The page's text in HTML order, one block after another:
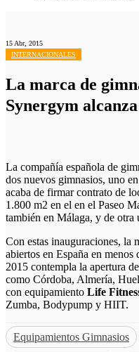
15 Abr, 2015
INTERNACIONALES
La marca de
Synergym alcanza
La compañía española de
dos nuevos gimnasios, uno
acaba de firmar contrato de
1.800 m2 en el en el Paseo
también en Málaga, y de otra
Con estas inauguraciones, la
abiertos en España en
2015 contempla la apertura
como Córdoba, Almería,
con equipamiento Life
Zumba, Bodypump y HIIT.
Equipamientos Gimnasios